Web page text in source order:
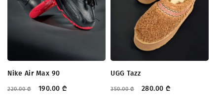
Nike Air Max 90
220.00₾ 190.00 ₾
UGG Tazz
350.00₾ 280.00 ₾